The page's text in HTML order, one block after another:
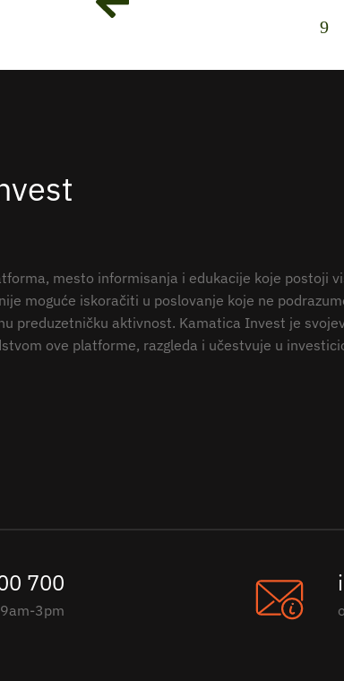
9
mesto informisanja i edukacije koje postoji
moguće iskoračiti u poslovanje koje ne
preduzetničku aktivnost. Kamatica Invest je
ove platforme, razgleda i učestvuje u
700
3pm